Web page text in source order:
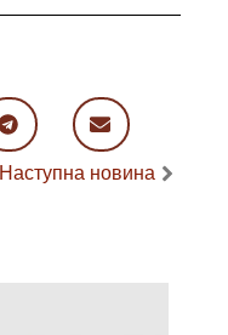
Наступна новина